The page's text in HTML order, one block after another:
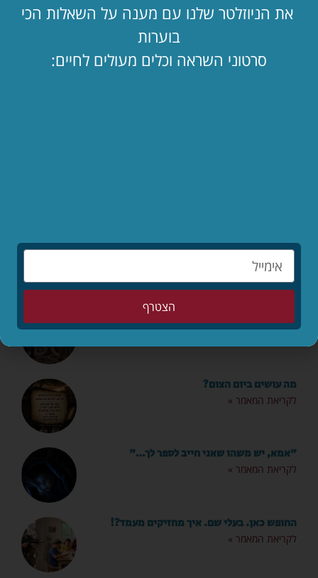
מותר לי לאהוב שוב?
לקריאת המאמר »
המדריך השלם: איך להרוס זוגיות בשבעה צעדים
לקריאת המאמר »
מה עושים ביום הצום?
לקריאת המאמר »
"אמא, יש משהו שאני חייב לספר לך…"
לקריאת המאמר »
החופש כאן. בעלי שם. איך מחזיקים מעמד?!
לקריאת המאמר »
את הניוזלטר שלנו עם מענה על השאלות הכי
בוערות
סרטוני השראה וכלים מעולים לחיים:
הצטרף